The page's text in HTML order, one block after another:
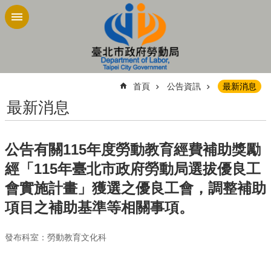
跳到主要內容區塊
首頁 公告資訊 最新消息
最新消息
公告有關115年度勞動教育經費補助獎勵
經「115年臺北市政府勞動局選拔優良工
會實施計畫」獲選之優良工會，調整補助
項目之補助基準等相關事項。
發布科室：勞動教育文化科